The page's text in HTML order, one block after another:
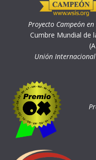
Proyecto Campeón
Cumbre Mundial de
Unión Internacional